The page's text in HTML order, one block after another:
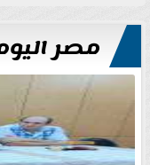
مصر